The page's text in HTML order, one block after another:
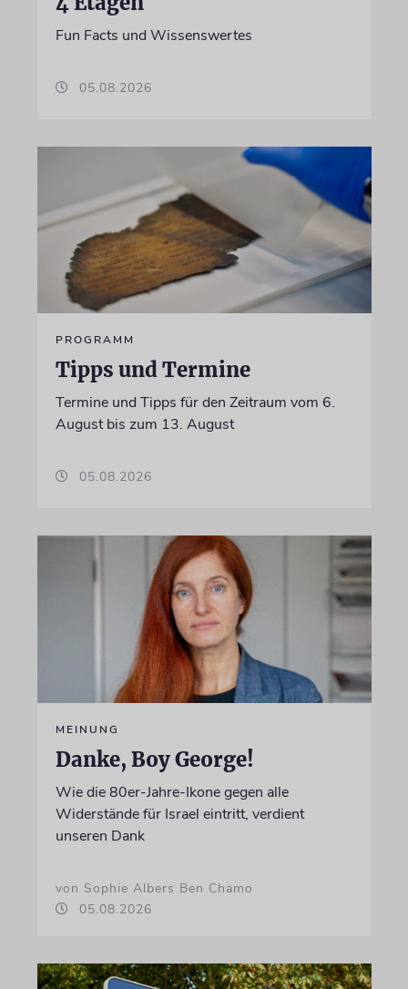
Fun Facts und Wissenswertes
05.08.2026
PROGRAMM
Tipps und Termine
Termine und Tipps für den Zeitraum vom 6.
August bis zum 13. August
05.08.2026
MEINUNG
Danke, Boy George!
Wie die 80er-Jahre-Ikone gegen alle
Widerstände für Israel eintritt, verdient
unseren Dank
von Sophie Albers Ben Chamo
05.08.2026